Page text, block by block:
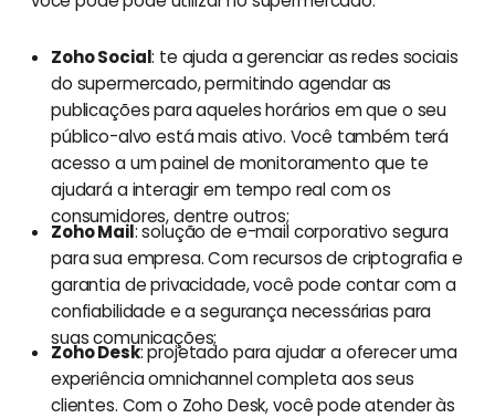
Zoho Social: te ajuda a gerenciar as redes sociais
do supermercado, permitindo agendar as
publicações para aqueles horários em que o seu
público-alvo está mais ativo. Você também terá
acesso a um painel de monitoramento que te
ajudará a interagir em tempo real com os
consumidores, dentre outros;
Zoho Mail: solução de e-mail corporativo segura
para sua empresa. Com recursos de criptografia e
garantia de privacidade, você pode contar com a
confiabilidade e a segurança necessárias para
suas comunicações;
Zoho Desk: projetado para ajudar a oferecer uma
experiência omnichannel completa aos seus
clientes. Com o Zoho Desk, você pode atender às